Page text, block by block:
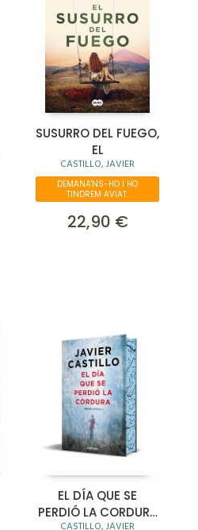
SUSURRO DEL FUEGO,
EL
CASTILLO, JAVIER
DEMANA'NS-HO I HO
TINDREM AVIAT.
22,90 €
EL DÍA QUE SE
PERDIÓ LA CORDURA
CASTILLO, JAVIER